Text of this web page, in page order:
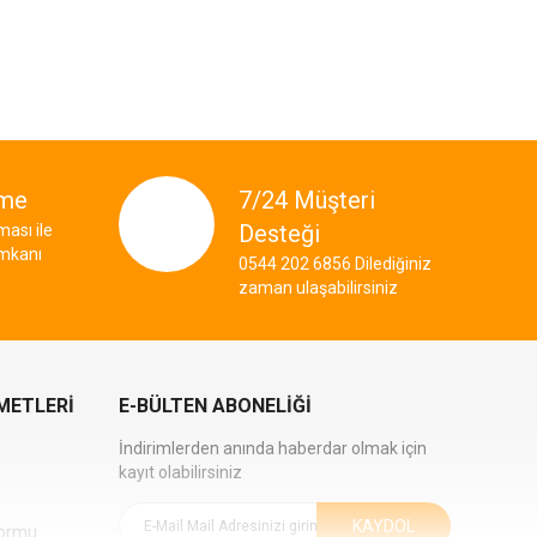
ile
7/24 Müşteri
Desteği
0544 202 6856 Dilediğiniz
zaman ulaşabilirsiniz
E-BÜLTEN ABONELIĞI
İndirimlerden anında haberdar olmak için
kayıt olabilirsiniz
KAYDOL